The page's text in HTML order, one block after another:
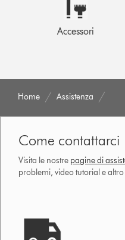
Accessori
Home Assistenza
Come contattarci
Visita le nostre pagine di
problemi, video tutorial e